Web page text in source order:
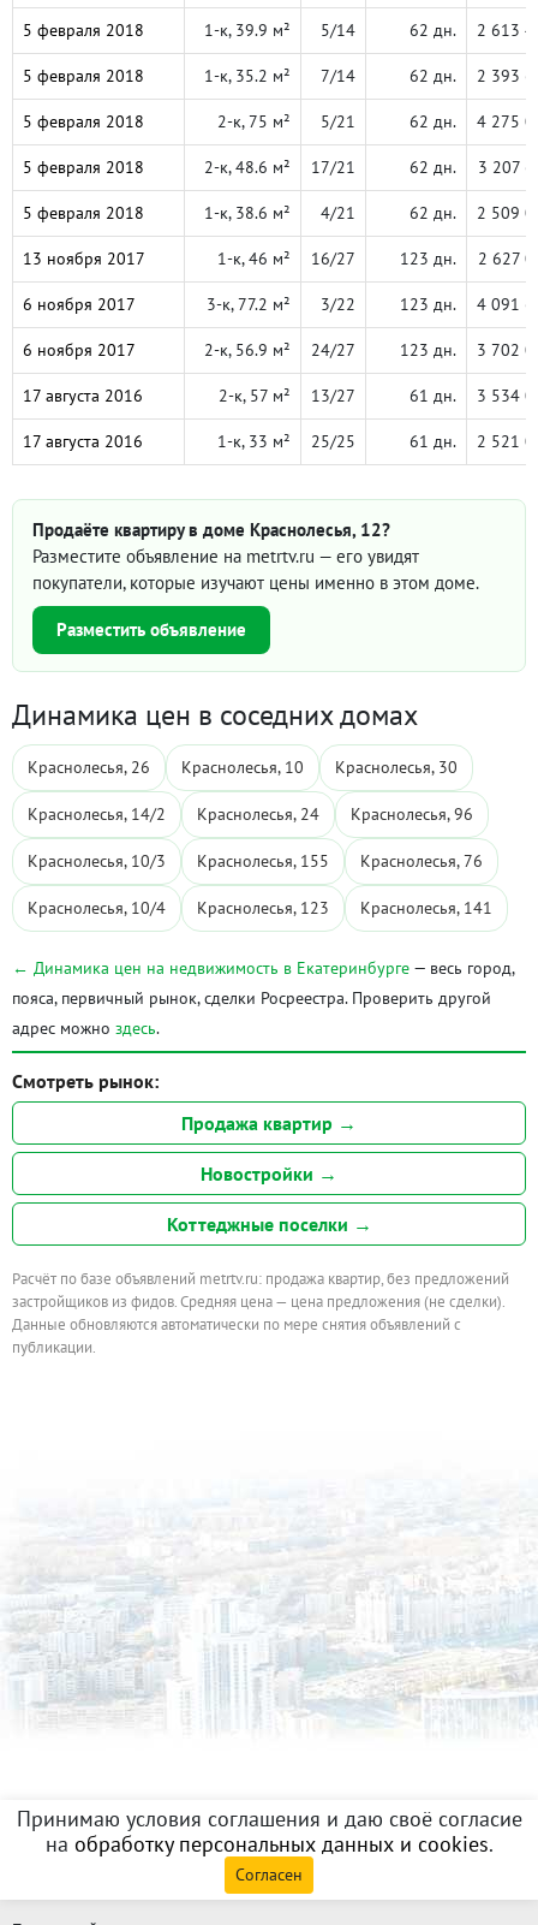
5 февраля 2018 1-к, 39.9 м² 5/14 62 дн. 2 613
5 февраля 2018 1-к, 35.2 м² 7/14 62 дн. 2 393
5 февраля 2018 2-к, 75 м² 5/21 62 дн. 4 275
5 февраля 2018 2-к, 48.6 м² 17/21 62 дн. 3 207
5 февраля 2018 1-к, 38.6 м² 4/21 62 дн. 2 509
13 ноября 2017 1-к, 46 м² 16/27 123 дн. 2 627
6 ноября 2017 3-к, 77.2 м² 3/22 123 дн. 4 091
6 ноября 2017 2-к, 56.9 м² 24/27 123 дн. 3 702
17 августа 2016 2-к, 57 м² 13/27 61 дн. 3 534
17 августа 2016 1-к, 33 м² 25/25 61 дн. 2 521
Продаёте квартиру в доме Краснолесья, 12?
Разместите объявление на metrtv.ru — его увидят
покупатели, которые изучают цены именно в этом доме.
Разместить объявление
Динамика цен в соседних домах
Краснолесья, 26 Краснолесья, 10 Краснолесья, 30
Краснолесья, 14/2 Краснолесья, 24 Краснолесья, 96
Краснолесья, 10/3 Краснолесья, 155 Краснолесья, 76
Краснолесья, 10/4 Краснолесья, 123 Краснолесья, 141
← Динамика цен на недвижимость в Екатеринбурге — весь город,
пояса, первичный рынок, сделки Росреестра. Проверить другой
адрес можно здесь.
Смотреть рынок:
Продажа квартир →
Новостройки →
Коттеджные поселки →
Расчёт по базе объявлений metrtv.ru: продажа квартир, без предложений
застройщиков из фидов. Средняя цена — цена предложения (не сделки).
Данные обновляются автоматически по мере снятия объявлений с
публикации.
Принимаю условия соглашения и даю своё согласие
на обработку персональных данных и cookies.
Согласен